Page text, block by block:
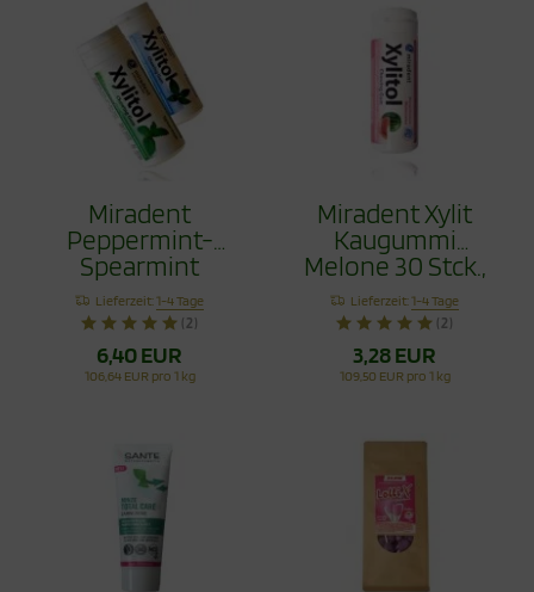
Miradent
Peppermint-
Spearmint
Kaugummi 2 Set
60 Stck.
Lieferzeit:1-4 Tage
(2)
6,40 EUR
106,64 EUR pro 1 kg
Miradent Xylit
Kaugummi
Melone 30 Stck.,
TIO2frei
Lieferzeit:1-4 Tage
(2)
3,28 EUR
109,50 EUR pro 1 kg